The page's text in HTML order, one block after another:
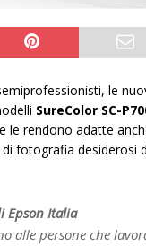
le
SureColor SC-
rendono adatte
fotografia desiderosi
Epson Italia
alle persone che